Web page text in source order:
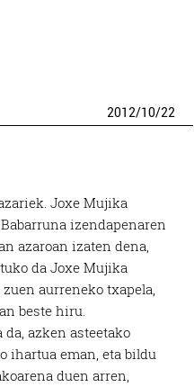
2012/10/22
Joxe Mujika
izendapenaren
azaroan izaten dena,
da Joxe Mujika
zuen aurreneko txapela,
beste hiru.
da, azken asteetako
ihartua eman, eta bildu
duen arren,